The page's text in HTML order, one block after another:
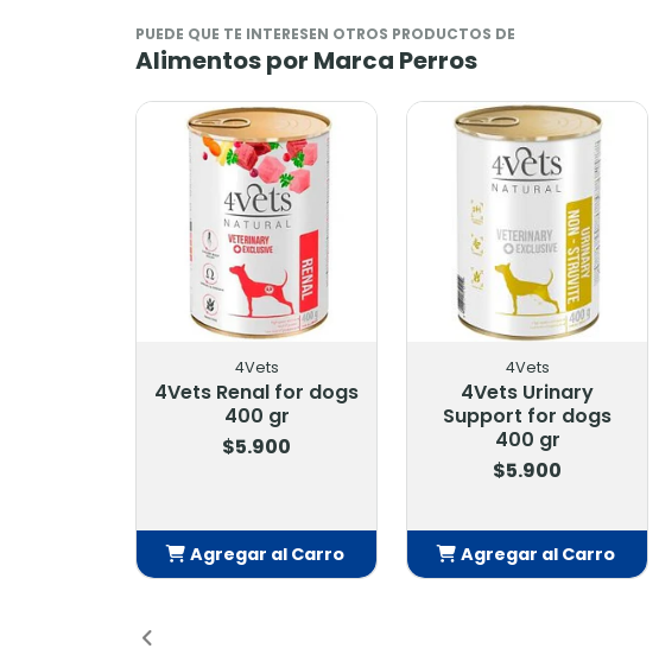
PUEDE QUE TE INTERESEN OTROS PRODUCTOS DE
Alimentos por Marca Perros
4Vets
4Vets Renal for dogs
400 gr
$5.900
Agregar al Carro
4Vets
4Vets Urinary
Support for dogs
400 gr
$5.900
Agregar al Carro